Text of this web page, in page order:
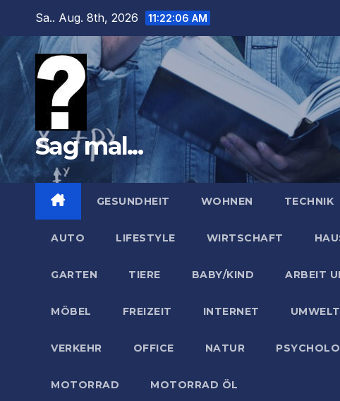
springen
Sa.. Aug. 8th, 2026 11:22:08 AM
Sag mal...
GESUNDHEIT WOHNEN TECHNIK
AUTO LIFESTYLE WIRTSCHAFT
GARTEN TIERE BABY/KIND ARBEIT
MÖBEL FREIZEIT INTERNET UMWELT
VERKEHR OFFICE NATUR
MOTORRAD MOTORRAD ÖL